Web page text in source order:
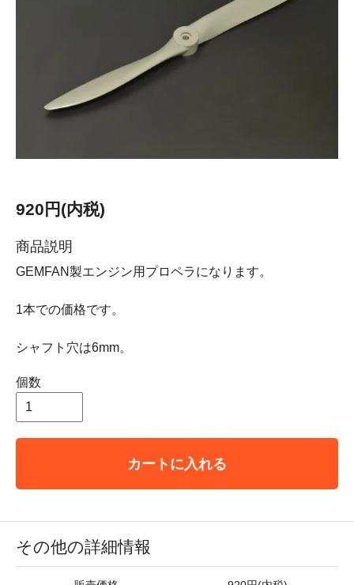
920円(内税)
商品説明
GEMFAN製エンジン用プロペラになります。
1本での価格です。
シャフト穴は6mm。
個数
カートに入れる
その他の詳細情報